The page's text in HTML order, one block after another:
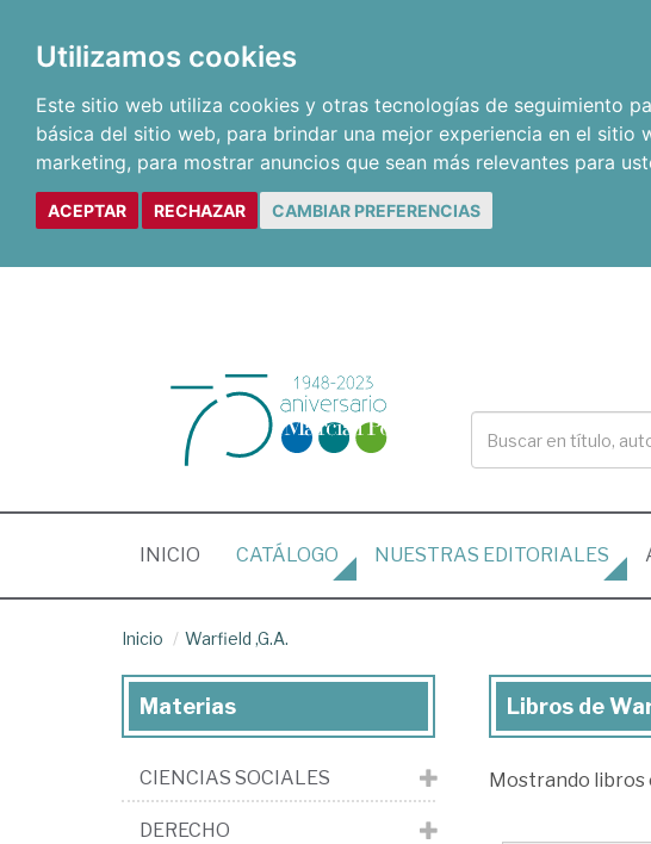
Utilizamos cookies
Este sitio web utiliza cookies y otras tecnologías de seguimiento
básica del sitio web, para brindar una mejor experiencia en el sitio
marketing, para mostrar anuncios que sean más relevantes para
ACEPTAR RECHAZAR CAMBIAR PREFERENCIAS
INICIO (CURRENT)
CATÁLOGO NUESTRAS EDITORIALES
Inicio Warfield ,G.A.
Libros
Warfield
Libros de
Mostrando libros
Materias
CIENCIAS SOCIALES
DERECHO